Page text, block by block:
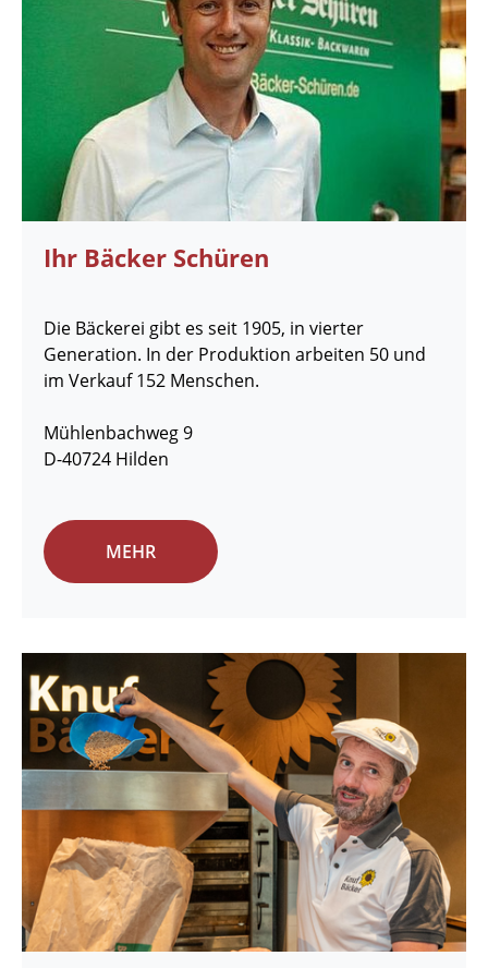
Ihr Bäcker Schüren
Die Bäckerei gibt es seit 1905, in vierter
Generation. In der Produktion arbeiten 50 und
im Verkauf 152 Menschen.
Mühlenbachweg 9
D-40724 Hilden
MEHR